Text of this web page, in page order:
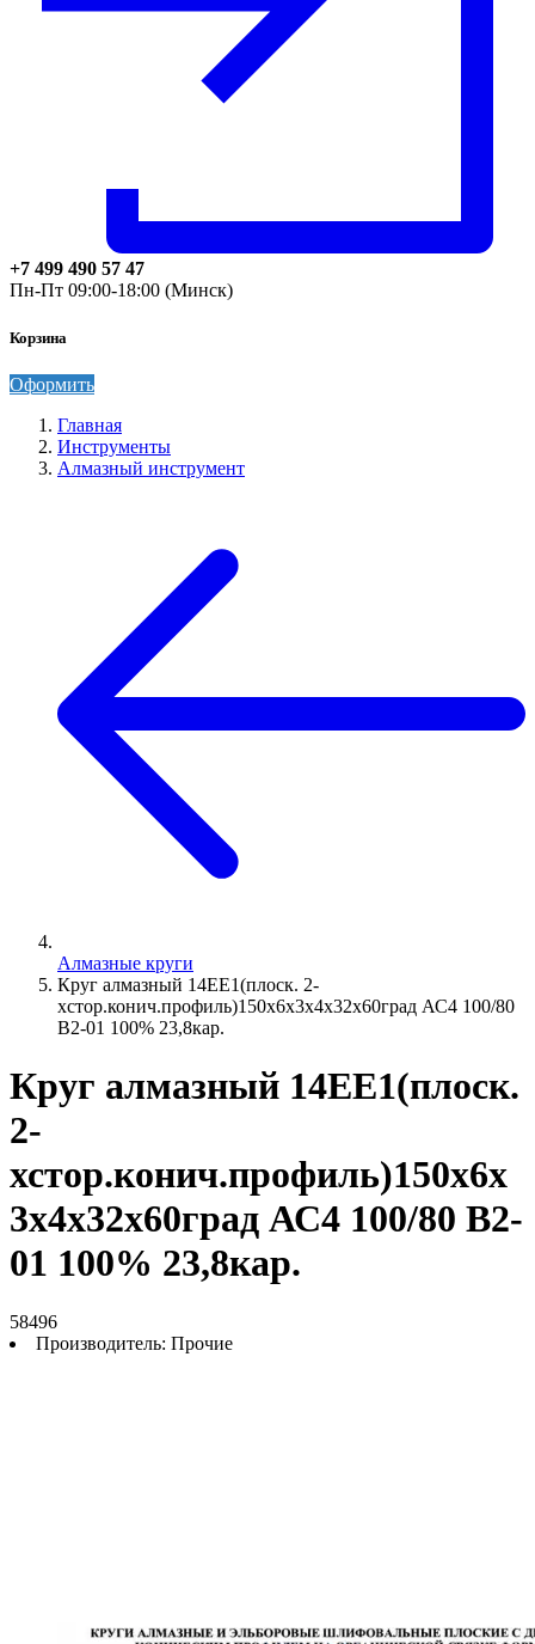
+7 499 490 57 47
Пн-Пт 09:00-18:00 (Минск)
Корзина
Оформить
Главная
Инструменты
Алмазный инструмент
Алмазные круги
Круг алмазный 14ЕЕ1(плоск. 2-
хстор.конич.профиль)150х6х3х4х32х60град АС4 100/80
В2-01 100% 23,8кар.
Круг алмазный 14ЕЕ1(плоск.
2-
хстор.конич.профиль)150х6х
3х4х32х60град АС4 100/80 В2-
01 100% 23,8кар.
58496
Производитель: Прочие